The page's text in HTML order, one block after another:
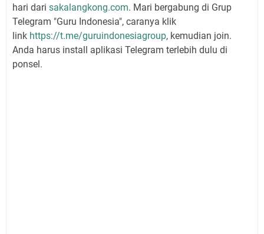
hari dari sakalangkong.com. Mari bergabung di Grup
Telegram "Guru Indonesia", caranya klik
link https://t.me/guruindonesiagroup, kemudian join.
Anda harus install aplikasi Telegram terlebih dulu di
ponsel.